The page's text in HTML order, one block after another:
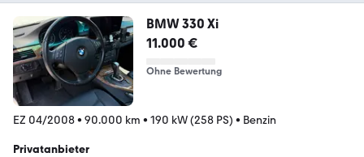
BMW 330 Xi
11.000 €
Ohne Bewertung
EZ 04/2008• 90.000 km • 190 kW (258 PS) • Benzin
Privatanbieter